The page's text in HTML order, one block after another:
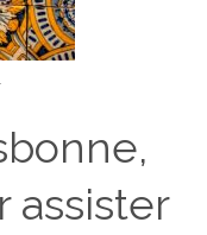
assister